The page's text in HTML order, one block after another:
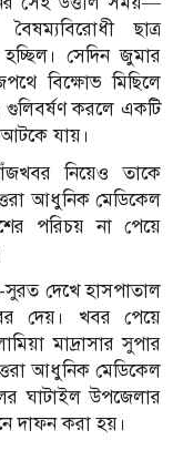
ছাত্র
সেদিন জুমার
বিক্ষোভ মিছিলে
করলে একটি
আটকে যায়।
নিয়েও তাকে
আধুনিক মেডিকেল
পরিচয় না পেয়ে
দেখে হাসপাতাল
দেয়। খবর পেয়ে
মাদ্রাসার সুপার
আধুনিক মেডিকেল
ঘাটাইল উপজেলার
দাফন করা হয়।